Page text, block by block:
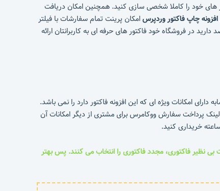
های خود را کاملا شخصی سازی کنید. همچنین امکان دریافت
افزونه چاپ فاکتور وردپرسامکان پرینت تمام سفارشات با فیلتر
در فروشگاه خود فاکتور های حرفه ای به کاربرانتان ارائه
امکانات ویژه ای که این افزونه فاکتور دارد را نمی باشد.
با بیش از 30 المان اختصاصی فراهم می کند و امکان ارسال لینک پرداخت سفارش ووکامرس برای مشتری از دیگر امکانات آن
بی نظیر فاکتوری، مجدد فاکتوری را انتخاب می کنند. پس بهتر